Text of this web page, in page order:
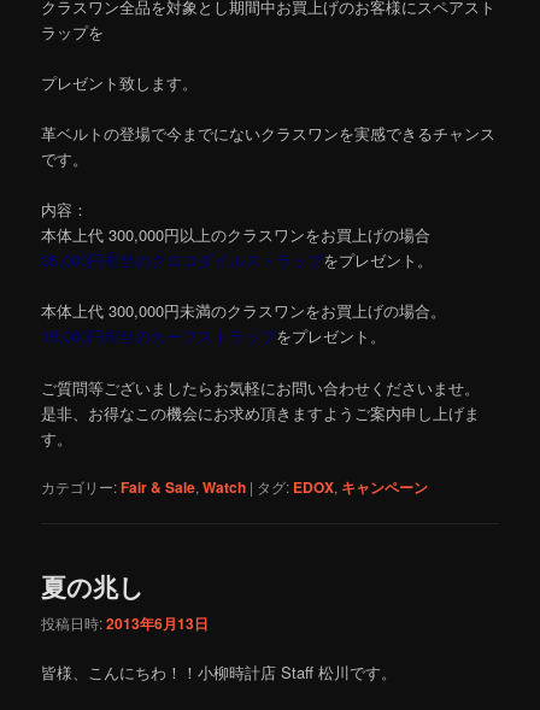
クラスワン全品を対象とし期間中お買上げのお客様にスペアスト
ラップを
プレゼント致します。
革ベルトの登場で今までにないクラスワンを実感できるチャンス
です。
内容：
本体上代 300,000円以上のクラスワンをお買上げの場合
35,000円相当のクロコダイルストラップをプレゼント。
本体上代 300,000円未満のクラスワンをお買上げの場合。
15,000円相当のカーフストラップをプレゼント。
ご質問等ございましたらお気軽にお問い合わせくださいませ。
是非、お得なこの機会にお求め頂きますようご案内申し上げま
す。
カテゴリー:Fair & Sale,Watch | タグ: EDOX, キャンペーン
夏の兆し
投稿日時:2013年6月13日
皆様、こんにちわ！！小柳時計店 Staff 松川です。